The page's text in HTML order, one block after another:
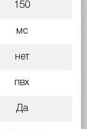
150
мс
нет
пвх
Да